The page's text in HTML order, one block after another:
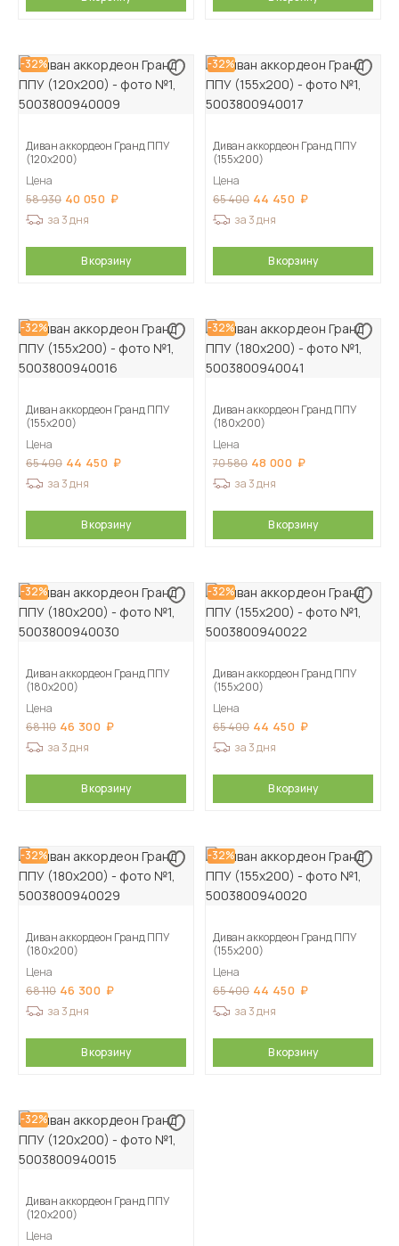
-32%
Диван аккордеон Гранд ППУ
(120х200)
Цена
58 930 40 050
за 3 дня
В корзину
-32%
Диван аккордеон Гранд ППУ
(155х200)
Цена
65 400 44 450
за 3 дня
В корзину
-32%
Диван аккордеон Гранд ППУ
(155х200)
Цена
65 400 44 450
за 3 дня
В корзину
-32%
Диван аккордеон Гранд ППУ
(180х200)
Цена
70 580 48 000
за 3 дня
В корзину
-32%
Диван аккордеон Гранд ППУ
(180х200)
Цена
68 110 46 300
за 3 дня
В корзину
-32%
Диван аккордеон Гранд ППУ
(155х200)
Цена
65 400 44 450
за 3 дня
В корзину
-32%
Диван аккордеон Гранд ППУ
(180х200)
Цена
68 110 46 300
за 3 дня
В корзину
-32%
Диван аккордеон Гранд ППУ
(155х200)
Цена
65 400 44 450
за 3 дня
В корзину
-32%
Диван аккордеон Гранд ППУ
(120х200)
Цена